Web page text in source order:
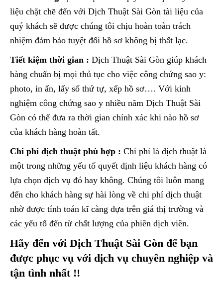
liệu chặt chẽ đến với Dịch Thuật Sài Gòn tài liệu của
quý khách sẽ được chúng tôi chịu hoàn toàn trách
nhiệm đảm bảo tuyệt đối hồ sơ không bị thất lạc.
Tiết kiệm thời gian : Dịch Thuật Sài Gòn giúp khách
hàng chuẩn bị mọi thủ tục cho việc công chứng sao y:
photo, in ấn, lấy số thứ tự, xếp hồ sơ…. Với kinh
nghiệm công chứng sao y nhiều năm Dịch Thuật Sài
Gòn có thể đưa ra thời gian chính xác khi nào hồ sơ
của khách hàng hoàn tất.
Chi phí dịch thuật phù hợp : Chi phí là dịch thuật là
một trong những yếu tố quyết định liệu khách hàng có
lựa chọn dịch vụ đó hay không. Chúng tôi luôn mang
đến cho khách hàng sự hài lòng về chi phí dịch thuật
nhờ được tính toán kĩ càng dựa trên giá thị trường và
các yếu tố đến từ chất lượng của phiên dịch viên.
Hãy đến với Dịch Thuật Sài Gòn để bạn
được phục vụ với dịch vụ chuyên nghiệp và
tận tình nhất !!